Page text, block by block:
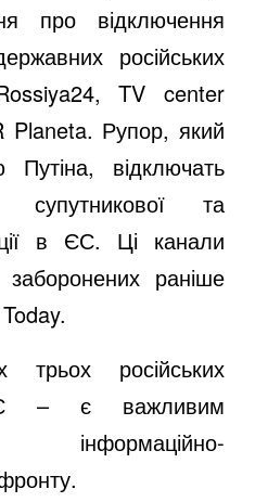
про відключення
російських
TV center
Planeta. Рупор, який
відключать
супутникової та
в ЄС. Ці канали
раніше
трьох російських
– є важливим
інформаційно-